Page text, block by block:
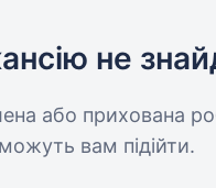
не
або прихована
вам підійти.